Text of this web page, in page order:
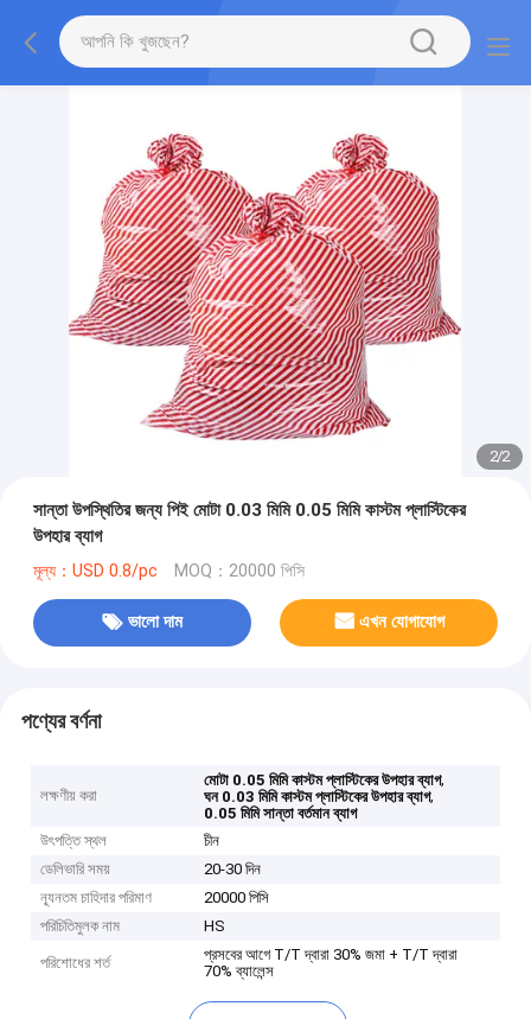
2/2
সান্তা উপস্থিতির জন্য পিই মোটা 0.03 মিমি 0.05 মিমি কাস্টম প্লাস্টিকের
উপহার ব্যাগ
মূল্য：USD 0.8/pc MOQ：20000 পিসি
ভালো দাম এখন যোগাযোগ
পণ্যের বর্ণনা
লক্ষণীয় করা
মোটা 0.05 মিমি কাস্টম প্লাস্টিকের উপহার ব্যাগ,
ঘন 0.03 মিমি কাস্টম প্লাস্টিকের উপহার ব্যাগ,
0.05 মিমি সান্তা বর্তমান ব্যাগ
উৎপত্তি স্থল
চীন
ডেলিভারি সময়
20-30 দিন
ন্যূনতম চাহিদার পরিমাণ
20000 পিসি
পরিচিতিমুলক নাম
HS
পরিশোধের শর্ত
প্রসবের আগে T/T দ্বারা 30% জমা + T/T দ্বারা
70% ব্যালেন্স